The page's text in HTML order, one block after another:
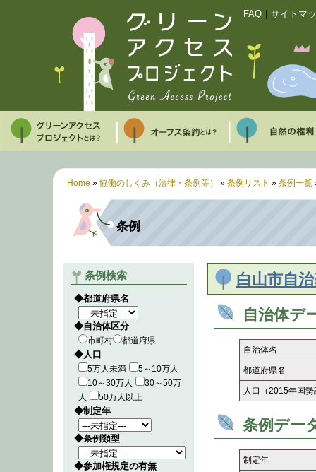
FAQ サイトマ
Home » 協働のしくみ（法律・条例等） » 条例リスト » 条例一覧
条例
条例検索
◆都道府県名
◆自治体区分
市町村 都道府県
◆人口
5万人未満
5～10万人
10～30万人
30～50万
人
50万人以上
◆制定年
◆条例類型
◆参加権規定の有無
白山市自
自治体デ
自治体名
都道府県名
人口（2015年国勢
条例デー
制定年